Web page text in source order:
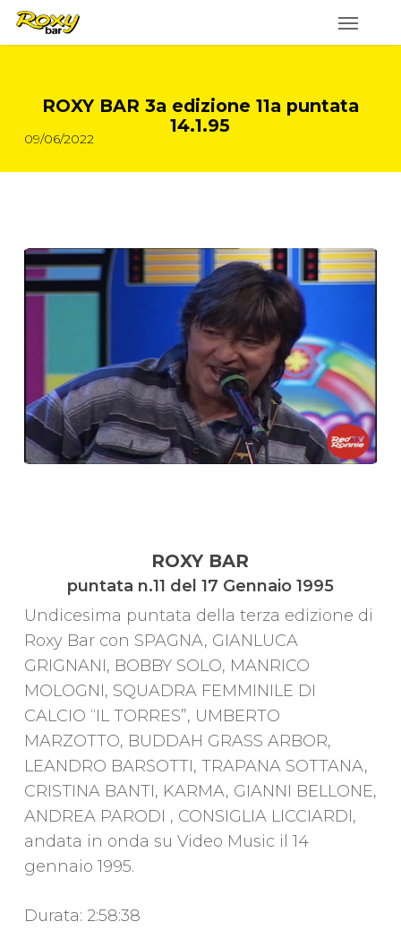
Skip
ROXY BAR 3a edizione 11a puntata
14.1.95
09/06/2022
ROXY BAR
puntata n.11 del 17 Gennaio 1995
Undicesima puntata della terza edizione di
Roxy Bar con SPAGNA, GIANLUCA
GRIGNANI, BOBBY SOLO, MANRICO
MOLOGNI, SQUADRA FEMMINILE DI
CALCIO “IL TORRES”, UMBERTO
MARZOTTO, BUDDAH GRASS ARBOR,
LEANDRO BARSOTTI, TRAPANA SOTTANA,
CRISTINA BANTI, KARMA, GIANNI BELLONE,
ANDREA PARODI , CONSIGLIA LICCIARDI,
andata in onda su Video Music il 14
gennaio 1995.
Durata: 2:58:38